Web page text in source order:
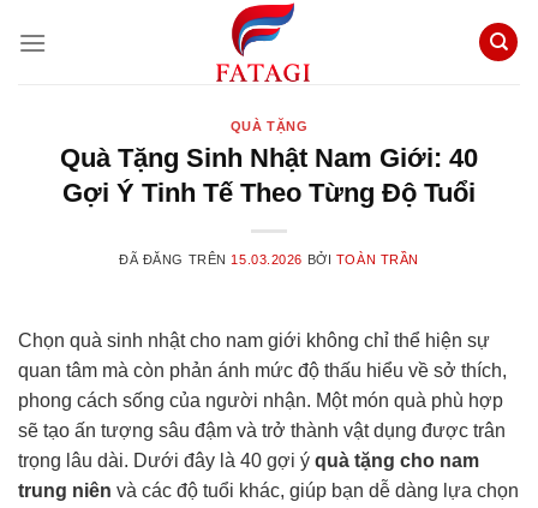
đến
QUÀ TẶNG
Quà Tặng Sinh Nhật Nam Giới: 40
Gợi Ý Tinh Tế Theo Từng Độ Tuổi
ĐÃ ĐĂNG TRÊN 15.03.2026 BỞI TOÀN TRẦN
Chọn quà sinh nhật cho nam giới không chỉ thể hiện sự
quan tâm mà còn phản ánh mức độ thấu hiểu về sở thích,
phong cách sống của người nhận. Một món quà phù hợp
sẽ tạo ấn tượng sâu đậm và trở thành vật dụng được trân
trọng lâu dài. Dưới đây là 40 gợi ý quà tặng cho nam
trung niên và các độ tuổi khác, giúp bạn dễ dàng lựa chọn